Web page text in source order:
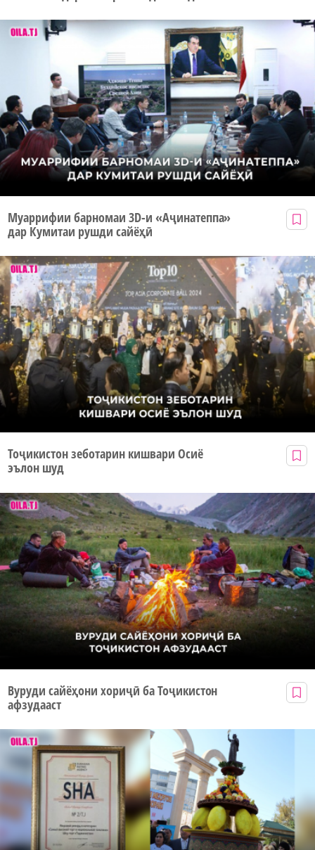
Муаррифии барномаи 3D-и «Аҷинатеппа»
дар Кумитаи рушди сайёҳӣ
Тоҷикистон зеботарин кишвари Осиё
эълон шуд
Вуруди сайёҳони хориҷӣ ба Тоҷикистон
афзудааст